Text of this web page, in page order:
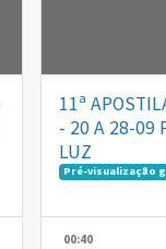
11ª
- 20 A 28-09
LUZ
Pré-visualização
00:40